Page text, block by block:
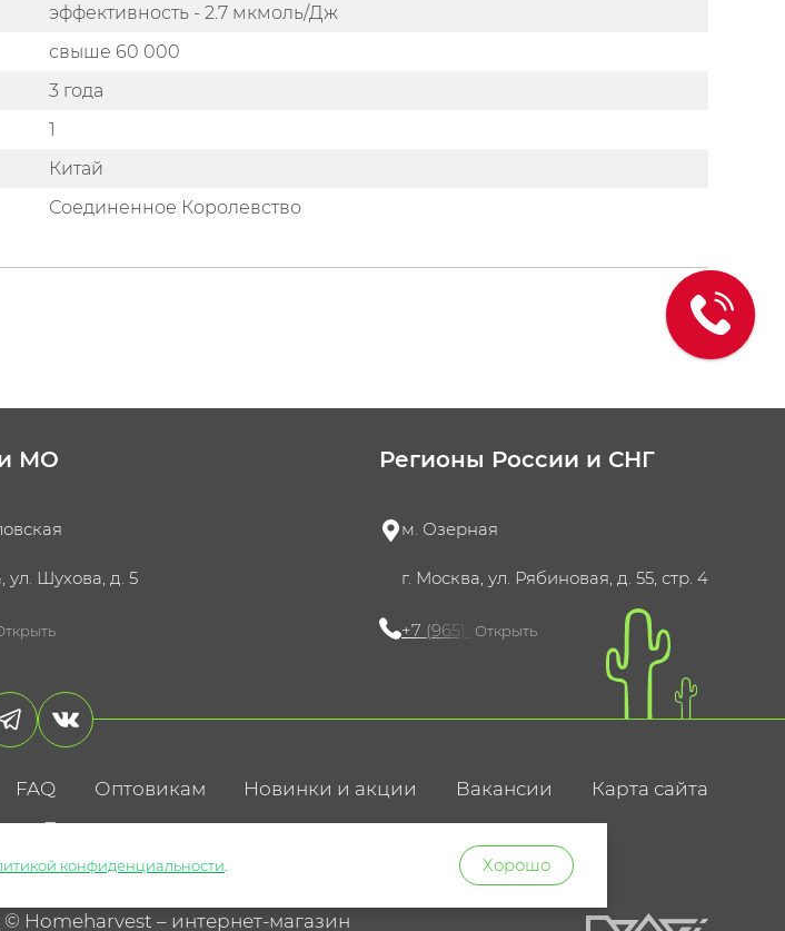
эффективность - 2.7 мкмоль/Дж
свыше 60 000
3 года
1
Китай
Соединенное Королевство
МО
ул. Шухова, д. 5
60-15
Регионы России и СНГ
м. Озерная
г. Москва, ул. Рябиновая, д. 55, стр. 4
+7 (965) 420-10-10
Открыть
FAQ Оптовикам Новинки и акции Вакансии Карта сайта
Пользовательское соглашение
© Homeharvest – интернет-магазин
конфиденциальности Хорошо